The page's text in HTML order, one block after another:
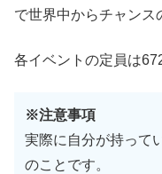
で世界中からチャンス
各イベントの定員は
※注意事項
実際に自分が持って
のことです。